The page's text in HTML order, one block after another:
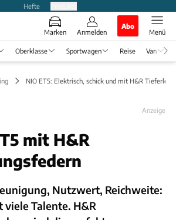
Hefte
Marken Anmelden
Abo
Menü
Oberklasse Sportwagen Reise Van
NIO ET5: Elektrisch, schick und mit H&R
Anzeige
mit H&R
Nutzwert, Reichweite:
viele Talente. H&R